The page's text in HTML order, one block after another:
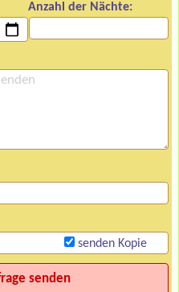
Anzahl der Nächte:
senden Kopie